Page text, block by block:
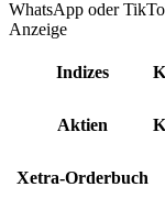
WhatsApp oder
Anzeige
Indizes
Aktien
Xetra-Orderbuch